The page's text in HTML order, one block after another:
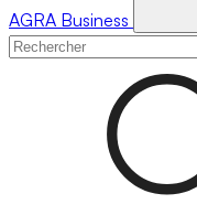
AGRA Business